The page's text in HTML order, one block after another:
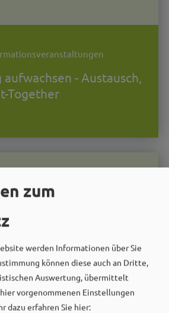
- Austausch,
Together
zum
werden Informationen über Sie
können diese auch an Dritte,
Auswertung, übermittelt
vorgenommenen Einstellungen
dazu erfahren Sie hier: